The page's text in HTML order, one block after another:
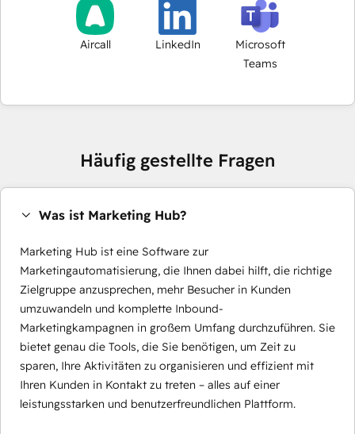
Aircall LinkedIn
Microsoft
Teams
Häufig gestellte Fragen
Was ist Marketing Hub?
Marketing Hub ist eine Software zur
Marketingautomatisierung, die Ihnen dabei hilft, die richtige
Zielgruppe anzusprechen, mehr Besucher in Kunden
umzuwandeln und komplette Inbound-
Marketingkampagnen in großem Umfang durchzuführen. Sie
bietet genau die Tools, die Sie benötigen, um Zeit zu
sparen, Ihre Aktivitäten zu organisieren und effizient mit
Ihren Kunden in Kontakt zu treten – alles auf einer
leistungsstarken und benutzerfreundlichen Plattform.